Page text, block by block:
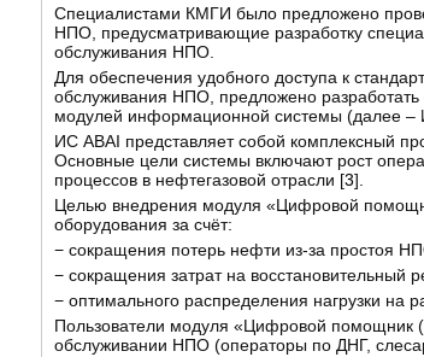
Специалистами КМГИ было предложено
НПО, предусматривающие разработку
обслуживания НПО.
Для обеспечения удобного доступа к
обслуживания НПО, предложено
модулей информационной системы (далее
ИС ABAI представляет собой комплексный
Основные цели системы включают рост
процессов в нефтегазовой отрасли [3].
Целью внедрения модуля «Цифровой
оборудования за счёт:
− сокращения потерь нефти из-за простоя
− сокращения затрат на
− оптимального распределения нагрузки на
Пользователи модуля «Цифровой помощник
обслуживании НПО (операторы по ДНГ,